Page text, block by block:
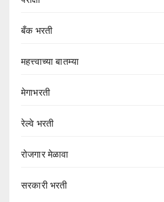
बँक भरती
महत्त्वाच्या बातम्या
मेगाभरती
रेल्वे भरती
रोजगार मेळावा
सरकारी भरती